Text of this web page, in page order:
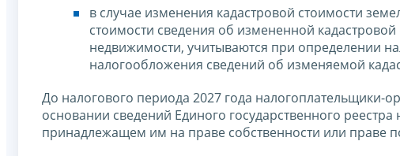
в случае изменения кадастровой стоимости
стоимости сведения об измененной
недвижимости, учитываются при определении
налогообложения сведений об изменяемой
До налогового периода 2027 года налогоплательщики-
основании сведений Единого государственного
принадлежащем им на праве собственности или праве